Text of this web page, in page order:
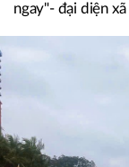
ngay"- đại diện